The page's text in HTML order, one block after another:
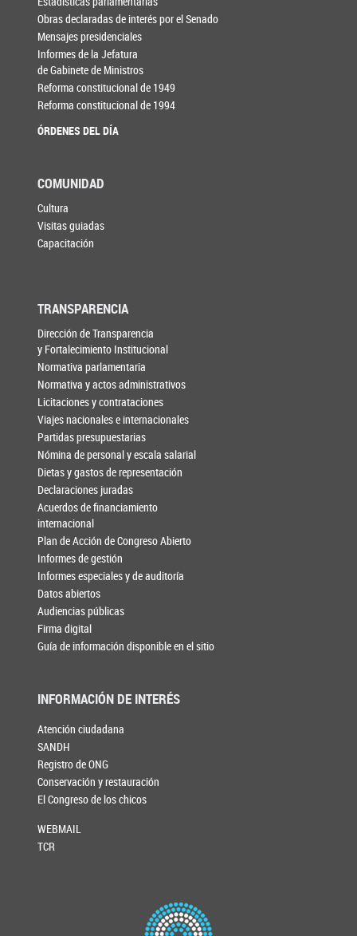
Obras declaradas de interés por el Senado
Mensajes presidenciales
Informes de la Jefatura
de Gabinete de Ministros
Reforma constitucional de 1949
Reforma constitucional de 1994
ÓRDENES DEL DÍA
COMUNIDAD
Cultura
Visitas guiadas
Capacitación
TRANSPARENCIA
Dirección de Transparencia
y Fortalecimiento Institucional
Normativa parlamentaria
Normativa y actos administrativos
Licitaciones y contrataciones
Viajes nacionales e internacionales
Partidas presupuestarias
Nómina de personal y escala salarial
Dietas y gastos de representación
Declaraciones juradas
Acuerdos de financiamiento
internacional
Plan de Acción de Congreso Abierto
Informes de gestión
Informes especiales y de auditoría
Datos abiertos
Audiencias públicas
Firma digital
Guía de información disponible en el sitio
INFORMACIÓN DE INTERÉS
Atención ciudadana
SANDH
Registro de ONG
Conservación y restauración
El Congreso de los chicos
WEBMAIL
TCR